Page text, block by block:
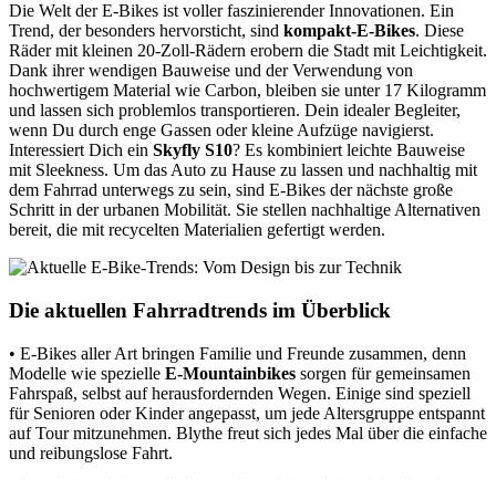
Die Welt der E-Bikes ist voller faszinierender Innovationen. Ein
Trend, der besonders hervorsticht, sind kompakt-E-Bikes. Diese
Räder mit kleinen 20-Zoll-Rädern erobern die Stadt mit Leichtigkeit.
Dank ihrer wendigen Bauweise und der Verwendung von
hochwertigem Material wie Carbon, bleiben sie unter 17 Kilogramm
und lassen sich problemlos transportieren. Dein idealer Begleiter,
wenn Du durch enge Gassen oder kleine Aufzüge navigierst.
Interessiert Dich ein Skyfly S10? Es kombiniert leichte Bauweise
mit Sleekness. Um das Auto zu Hause zu lassen und nachhaltig mit
dem Fahrrad unterwegs zu sein, sind E-Bikes der nächste große
Schritt in der urbanen Mobilität. Sie stellen nachhaltige Alternativen
bereit, die mit recycelten Materialien gefertigt werden.
Die aktuellen Fahrradtrends im Überblick
• E-Bikes aller Art bringen Familie und Freunde zusammen, denn
Modelle wie spezielle E-Mountainbikes sorgen für gemeinsamen
Fahrspaß, selbst auf herausfordernden Wegen. Einige sind speziell
für Senioren oder Kinder angepasst, um jede Altersgruppe entspannt
auf Tour mitzunehmen. Blythe freut sich jedes Mal über die einfache
und reibungslose Fahrt.